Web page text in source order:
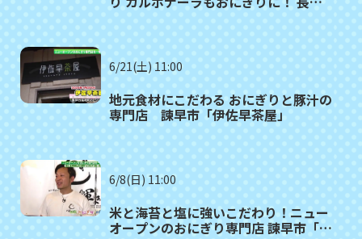
6/21(土) 11:00
地元食材にこだわる おにぎりと豚汁の
専門店 諫早市「伊佐早茶屋」
6/8(日) 11:00
米と海苔と塩に強いこだわり！ニュー
オープンのおにぎり専門店 諫早市「お